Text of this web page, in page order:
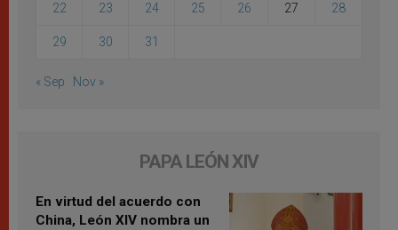
22 23 24 25 26 27 28
29 30 31
« Sep Nov »
PAPA LEÓN XIV
En virtud del acuerdo con
China, León XIV nombra un